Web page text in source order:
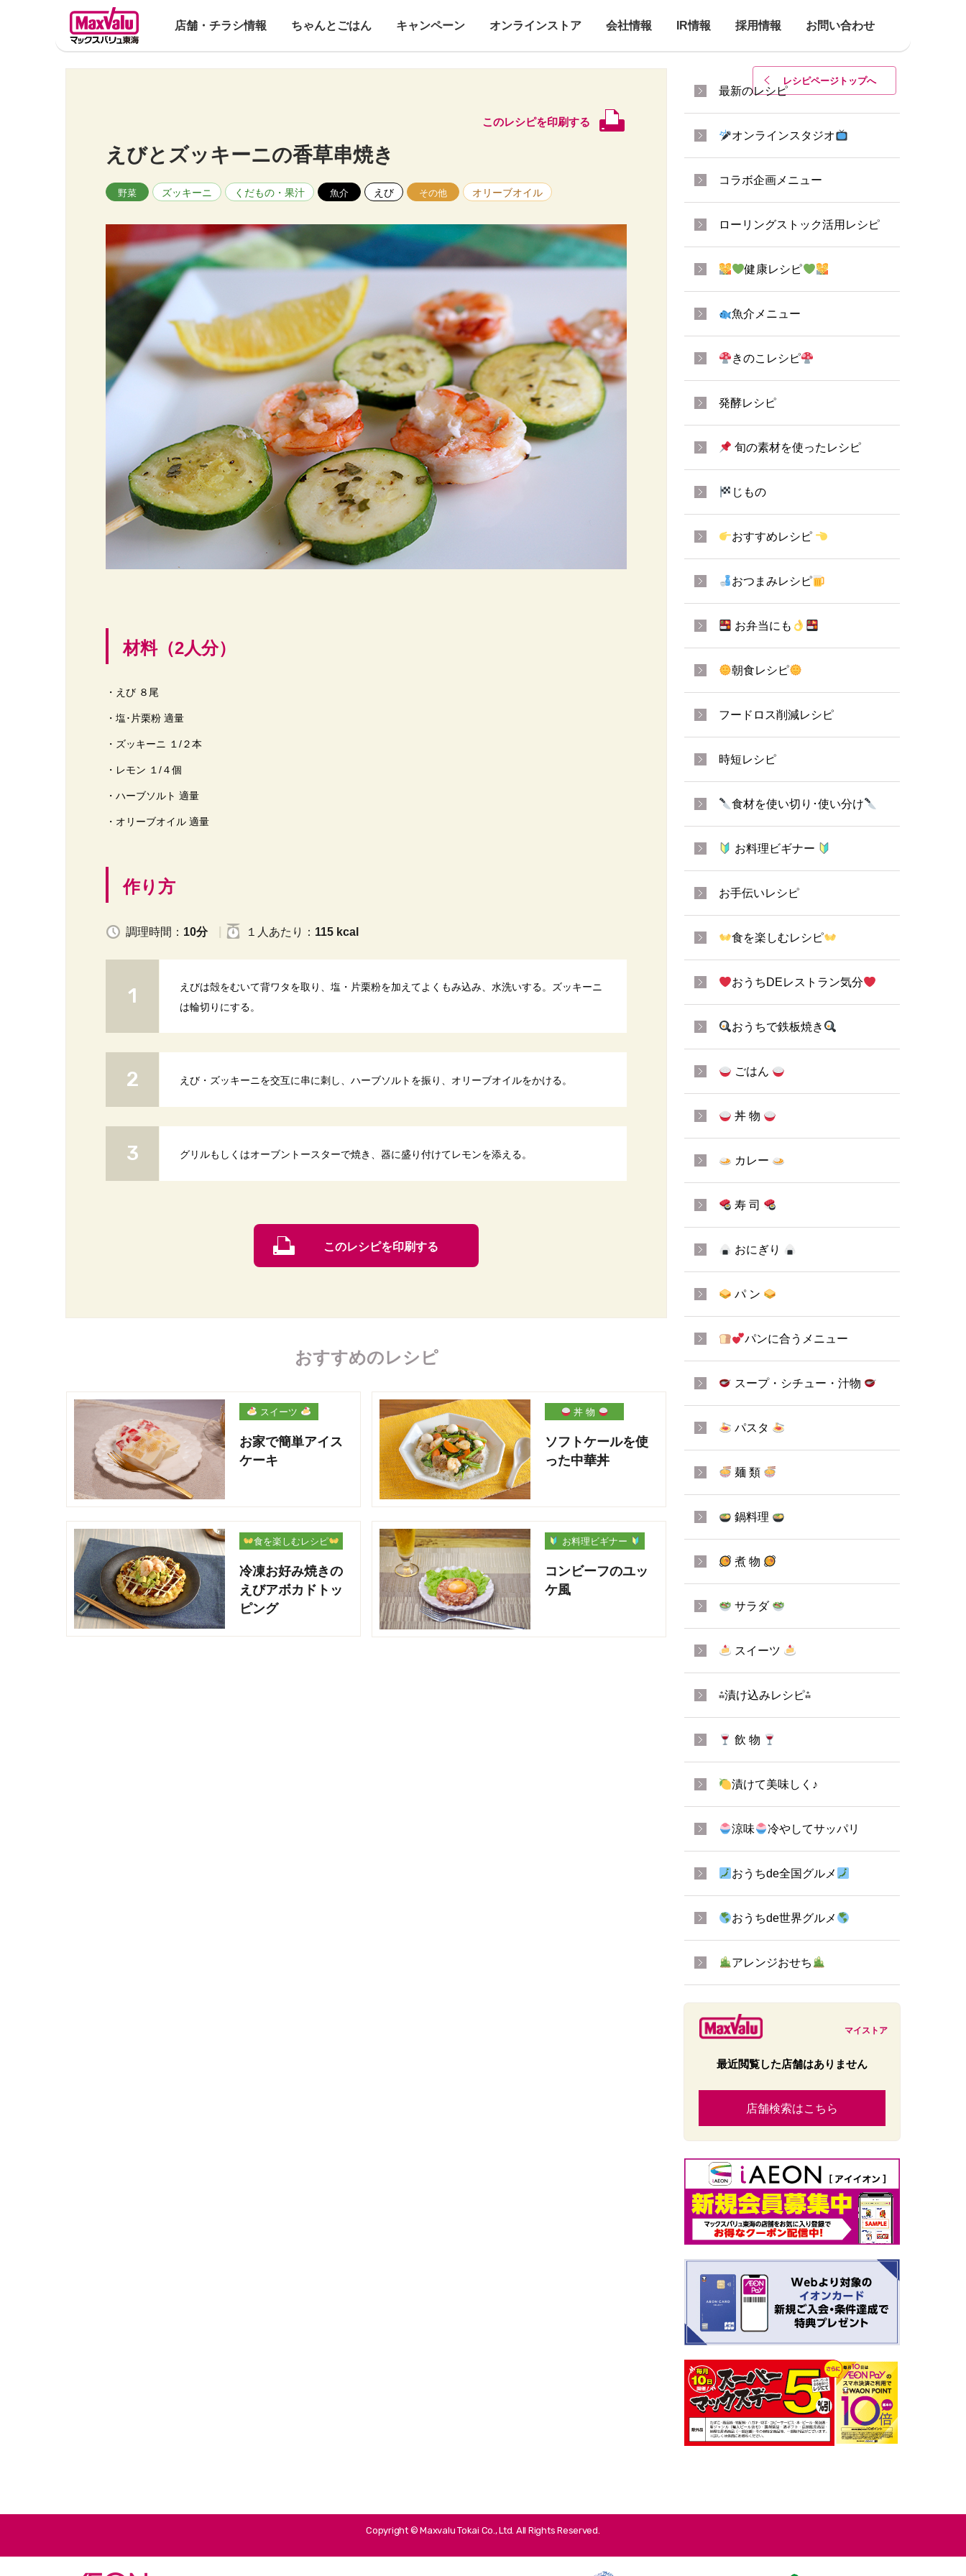
店舗・チラシ情報 ちゃんとごはん キャンペーン オンラインストア 会社情報 IR情報 採用情報 お問い合わせ
レシピページトップへ
このレシピを印刷する
えびとズッキーニの香草串焼き
野菜 ズッキーニ くだもの・果汁 魚介 えび その他 オリーブオイル
材料（2人分）
・えび ８尾
・塩･片栗粉 適量
・ズッキーニ １/２本
・レモン １/４個
・ハーブソルト 適量
・オリーブオイル 適量
作り方
調理時間： 10分 １人 あたり ： 115 kcal
えびは殻をむいて背ワタを取り、塩・片栗粉を加えてよくもみ込み、水洗いする。ズッキーニ
は輪切りにする。
えび・ズッキーニを交互に串に刺し、ハーブソルトを振り、オリーブオイルをかける。
グリルもしくはオーブントースターで焼き、器に盛り付けてレモンを添える。
このレシピを印刷する
おすすめのレシピ
スイーツ
お家で簡単アイス
ケーキ
丼 物
ソフトケールを使
った中華丼
食を楽しむレシピ
冷凍お好み焼きの
えびアボカドトッ
ピング
お料理ビギナー
コンビーフのユッ
ケ風
最新のレシピ
オンラインスタジオ
コラボ企画メニュー
ローリングストック活用レシピ
健康レシピ
魚介メニュー
きのこレシピ
発酵レシピ
旬の素材を使ったレシピ
じもの
おすすめレシピ
おつまみレシピ
お弁当にも
朝食レシピ
フードロス削減レシピ
時短レシピ
食材を使い切り･使い分け
お料理ビギナー
お手伝いレシピ
食を楽しむレシピ
おうちDEレストラン気分
おうちで鉄板焼き
ごはん
丼 物
カレー
寿 司
おにぎり
パ ン
パンに合うメニュー
スープ・シチュー・汁物
パスタ
麺 類
鍋料理
煮 物
サラダ
スイーツ
⁂漬け込みレシピ⁂
飲 物
漬けて美味しく♪
涼味 冷やしてサッパリ
おうちde全国グルメ
おうちde世界グルメ
アレンジおせち
マイストア
最近閲覧した店舗はありません
店舗検索はこちら
Copyright © Maxvalu Tokai Co., Ltd. All Rights Reserved.